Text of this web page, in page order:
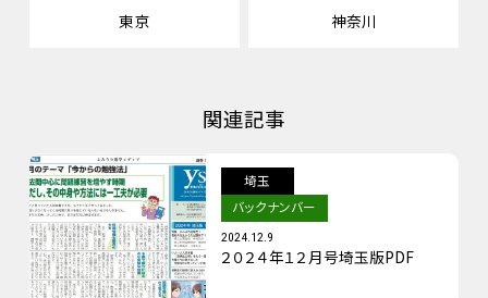
東京 神奈川
関連記事
埼玉
バックナンバー
2024.12.9
２０２４年１２月号埼玉版PDF